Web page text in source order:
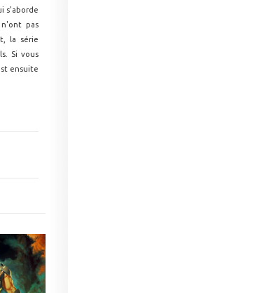
s'aborde
n'ont pas
la série
Si vous
ensuite